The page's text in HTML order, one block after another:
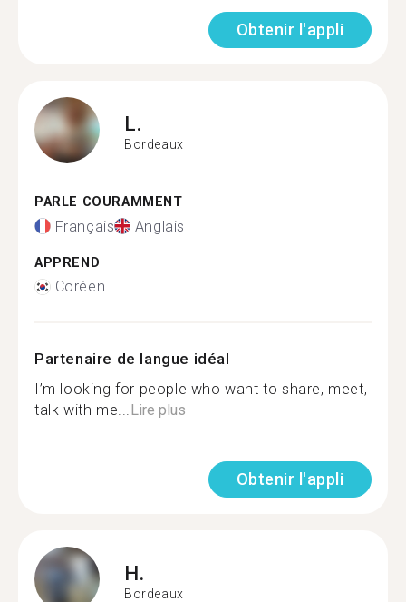
Obtenir l'appli
L.
Bordeaux
PARLE COURAMMENT
Français Anglais
APPREND
Coréen
Partenaire de langue idéal
I’m looking for people who want to share, meet,
talk with me...Lire plus
Obtenir l'appli
H.
Bordeaux